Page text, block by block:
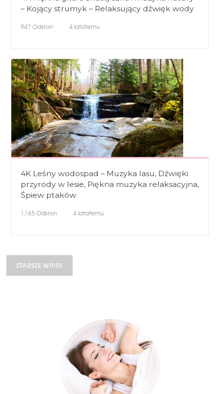
– Kojący strumyk – Relaksujący dźwięk wody
947 Odsłon 4 latatemu
4K Leśny wodospad – Muzyka lasu, Dźwięki
przyrody w lesie, Piękna muzyka relaksacyjna,
Śpiew ptaków
1,165Odsłon 4 latatemu
STARSZE WPISY